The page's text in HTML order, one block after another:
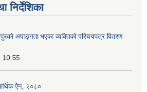
निर्देशिका
अपाङ्गता भएका व्यक्तिको परिचयपत्र वितरण
10:55
ऐेन, २०८०